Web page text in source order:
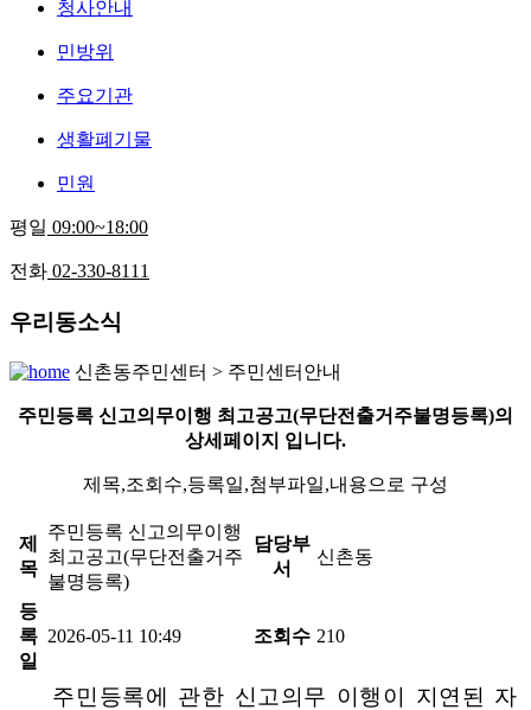
청사안내
민방위
주요기관
생활폐기물
민원
평일 09:00~18:00
전화 02-330-8111
우리동소식
신촌동주민센터 > 주민센터안내
주민등록 신고의무이행 최고공고(무단전출거주불명등록)의
상세페이지 입니다.
제목,조회수,등록일,첨부파일,내용으로 구성
제
목
주민등록 신고의무이행
최고공고(무단전출거주
불명등록)
담당부
서
신촌동
등
록
일
2026-05-11 10:49 조회수 210
주민등록에 관한 신고의무 이행이 지연된 자